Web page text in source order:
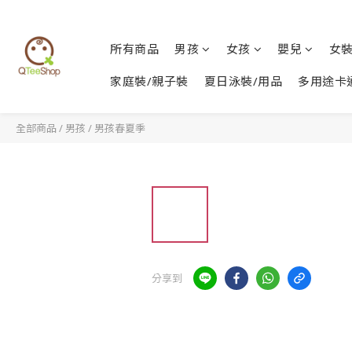
所有商品 男孩 女孩 嬰兒 女
家庭裝/親子裝 夏日泳裝/用品 多用途卡
全部商品 / 男孩 / 男孩春夏季
分享到